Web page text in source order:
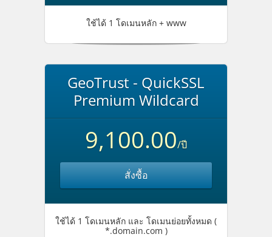
ใช้ได้ 1 โดเมนหลัก + www
GeoTrust - QuickSSL
Premium Wildcard
9,100.00/ปี
สั่งซื้อ
ใช้ได้ 1 โดเมนหลัก และ โดเมนย่อยทั้งหมด (
*.domain.com )